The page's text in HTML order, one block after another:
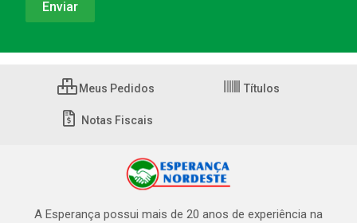
Meus Pedidos Títulos
Notas Fiscais
A Esperança possui mais de 20 anos de experiência na